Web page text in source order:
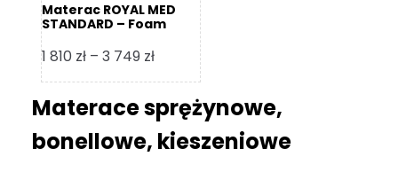
Materac ROYAL MED
STANDARD – Foam
1 810 zł – 3 749 złZakres
cen:
od
1
810 zł
Materace sprężynowe,
bonellowe, kieszeniowe